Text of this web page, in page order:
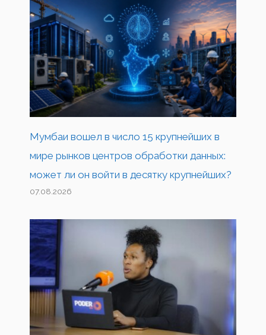
Мумбаи вошел в число 15 крупнейших в
мире рынков центров обработки данных:
может ли он войти в десятку крупнейших?
07.08.2026